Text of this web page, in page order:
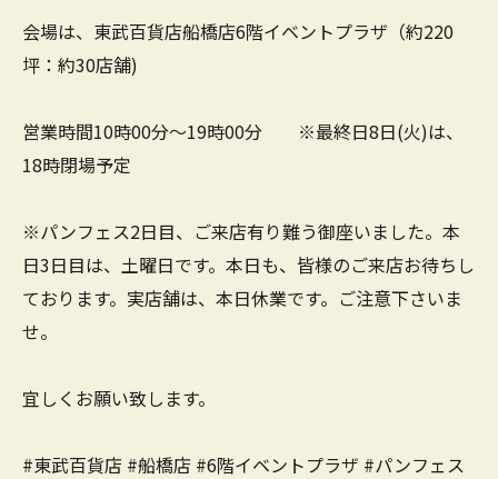
会場は、東武百貨店船橋店6階イベントプラザ（約220
坪：約30店舗)
営業時間10時00分～19時00分 ※最終日8日(火)は、
18時閉場予定
※パンフェス2日目、ご来店有り難う御座いました。本
日3日目は、土曜日です。本日も、皆様のご来店お待ちし
ております。実店舗は、本日休業です。ご注意下さいま
せ。
宜しくお願い致します。
#東武百貨店 #船橋店 #6階イベントプラザ #パンフェス